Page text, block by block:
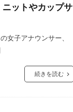
ットやカップサ
女子アナウンサー、
続きを読む